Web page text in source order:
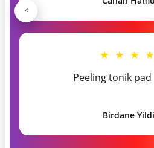
★ ★ ★
Peeling tonik pad
Birdane
<